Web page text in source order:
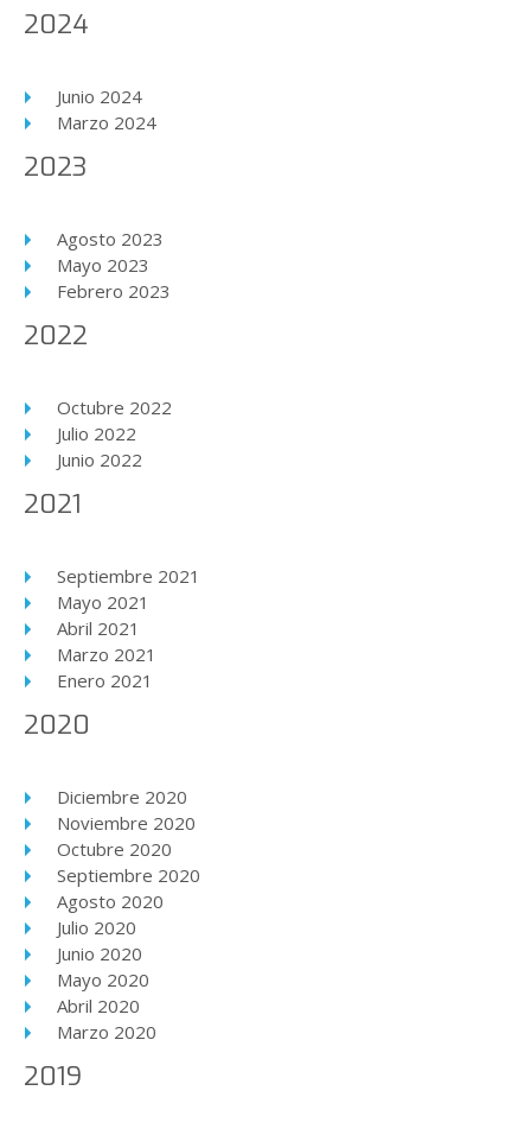
2024
Junio 2024
Marzo 2024
2023
Agosto 2023
Mayo 2023
Febrero 2023
2022
Octubre 2022
Julio 2022
Junio 2022
2021
Septiembre 2021
Mayo 2021
Abril 2021
Marzo 2021
Enero 2021
2020
Diciembre 2020
Noviembre 2020
Octubre 2020
Septiembre 2020
Agosto 2020
Julio 2020
Junio 2020
Mayo 2020
Abril 2020
Marzo 2020
2019